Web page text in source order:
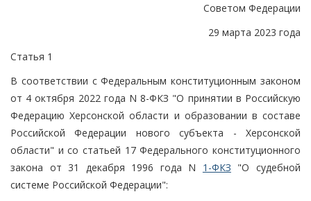
Советом Федерации
29 марта 2023 года
Статья 1
В соответствии с Федеральным конституционным законом
от 4 октября 2022 года N 8-ФКЗ "О принятии в Российскую
Федерацию Херсонской области и образовании в составе
Российской Федерации нового субъекта - Херсонской
области" и со статьей 17 Федерального конституционного
закона от 31 декабря 1996 года N 1-ФКЗ "О судебной
системе Российской Федерации":